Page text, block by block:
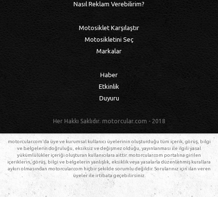
Nasıl Reklam Verebilirim?
Motosiklet Karşılaştır
Motosikletini Seç
Markalar
Haber
Etkinlik
Duyuru
Her Hakkı Saklıdır. motorcular.com - 2018
motorcular.com'da üye ve kurumsal kullanıcı üyelerinin oluşturduğu tüm içerik, görüş, bilgi
ve belgelerin doğruluğu, eksiksiz ve değişmez olduğu, yayınlanması ile ilgili yasal
yükümlülükler içeriği oluşturan kullanıcılara aittir. motorcular.com portalına girilen
içeriklerin, görüş, bilgi ve belgelerin yanlışlık, eksiklik veya yasalarla düzenlenmiş kurallara
aykırı olmasından motorcular.com hiçbir şekilde sorumlu değildir. Sorularınız için ilan veren
üyeler ile irtibata geçebilirsiniz.